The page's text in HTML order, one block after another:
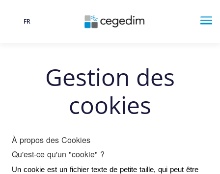
Langue
FR
Gestion des
cookies
À propos des Cookies
Qu'est-ce qu'un "cookie" ?
Un cookie est un fichier texte de petite taille, qui peut être